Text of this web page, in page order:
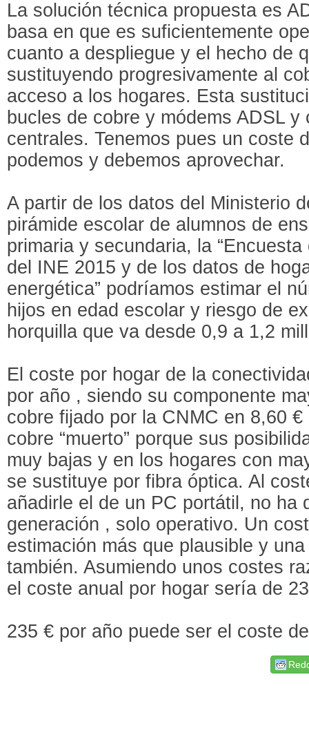
La solución técnica propuesta es
basa en que es suficientemente
cuanto a despliegue y el hecho de
sustituyendo progresivamente al
acceso a los hogares. Esta
bucles de cobre y módems ADSL y
centrales. Tenemos pues un coste
podemos y debemos aprovechar.
A partir de los datos del Ministerio
pirámide escolar de alumnos de
primaria y secundaria, la
del INE 2015 y de los datos de
energética” podríamos estimar el
hijos en edad escolar y riesgo de
horquilla que va desde 0,9 a 1,2
El coste por hogar de la
por año , siendo su componente
cobre fijado por la CNMC en 8,60
cobre “muerto” porque sus
muy bajas y en los hogares con
se sustituye por fibra óptica. Al
añadirle el de un PC portátil, no ha
generación , solo operativo. Un
estimación más que plausible y
también. Asumiendo unos costes
el coste anual por hogar sería de
235 € por año puede ser el coste